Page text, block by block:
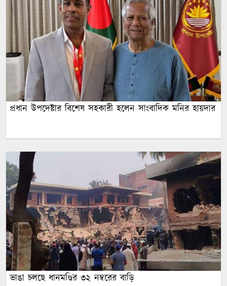
প্রধান উপদেষ্টার বিশেষ সহকারী হলেন সাংবাদিক মনির হায়দার
ভাঙা চলছে ধানমণ্ডির ৩২ নম্বরের বাড়ি